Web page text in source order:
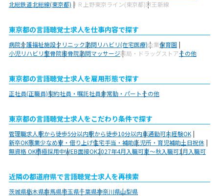
北総鉄道北総線(東京都) ＪＲ上野東京ライン(東京都)京王新線
東京都の言語聴覚士求人を仕事内容で探す
病院介護福祉施設クリニック訪問リハビリ(在宅医療)企業保育園
小児リハビリ整骨院接骨院訪問マッサージ薬局・ドラッグストアその他
東京都の言語聴覚士求人を雇用形態で探す
正社員(正職員)契約社員・嘱託社員非常勤・パートその他
東京都の言語聴覚士求人をこだわり条件で探す
管理職求人駅から徒歩5分以内駅から徒歩10分以内車通勤可未経験OK
新卒OK残業少なめ寮・借り上げ住宅手当・補助託児所・育児補助土日祝休
無資格 OK積極採用中WEB面接OK2027年4月入職可夏～秋入職可1月入職可
近隣の都道府県で言語聴覚士求人を再検索
茨城県栃木県群馬県埼玉県千葉県神奈川県山梨県